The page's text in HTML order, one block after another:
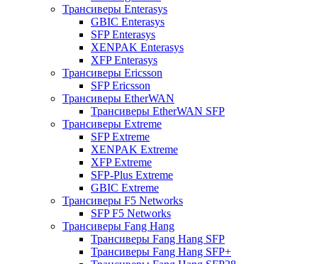
Трансиверы Enterasys
GBIC Enterasys
SFP Enterasys
XENPAK Enterasys
XFP Enterasys
Трансиверы Ericsson
SFP Ericsson
Трансиверы EtherWAN
Трансиверы EtherWAN SFP
Трансиверы Extreme
SFP Extreme
XENPAK Extreme
XFP Extreme
SFP-Plus Extreme
GBIC Extreme
Трансиверы F5 Networks
SFP F5 Networks
Трансиверы Fang Hang
Трансиверы Fang Hang SFP
Трансиверы Fang Hang SFP+